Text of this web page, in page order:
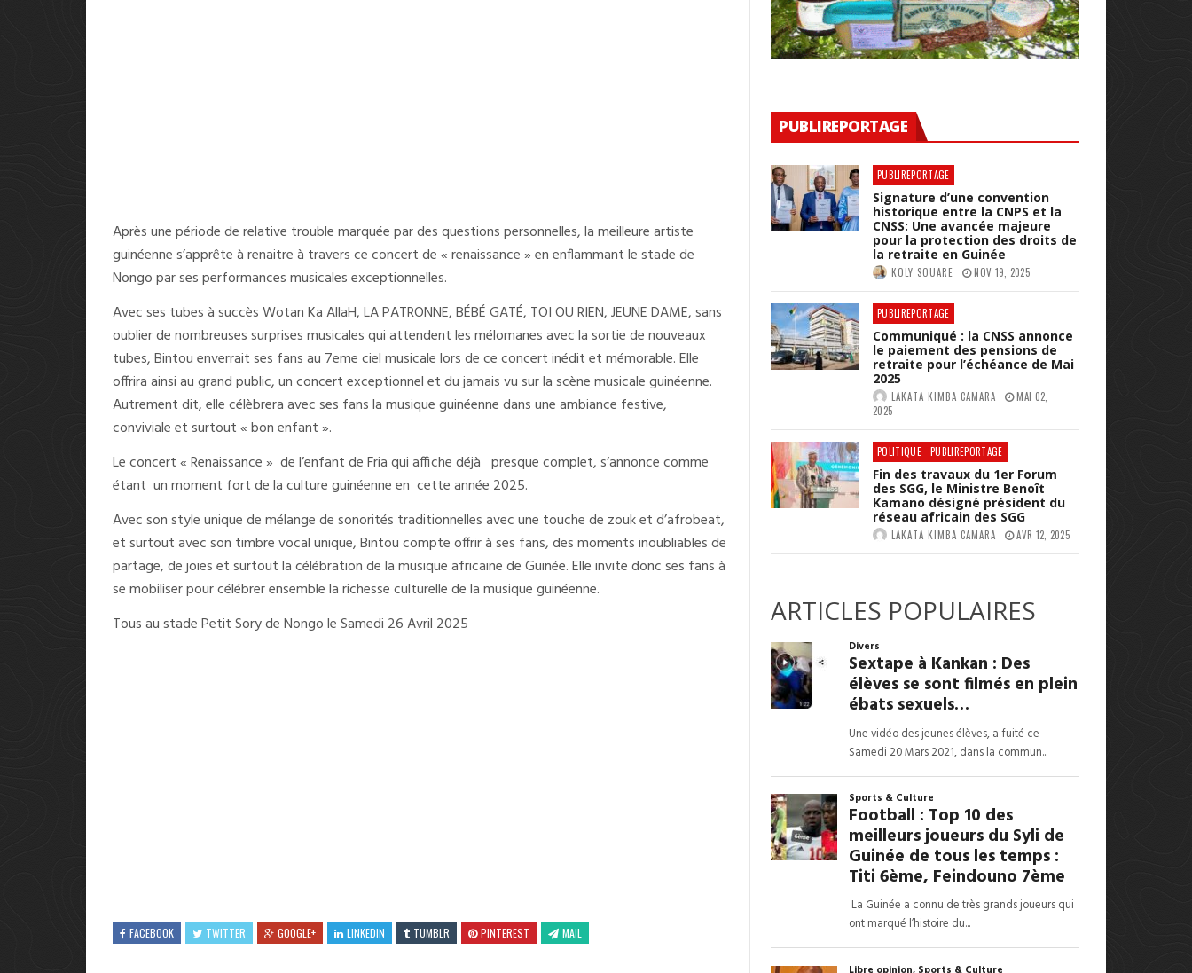
Après une période de relative trouble marquée par des questions personnelles, la meilleure artiste
guinéenne s’apprête à renaitre à travers ce concert de « renaissance » en enflammant le stade de
Nongo par ses performances musicales exceptionnelles.
Avec ses tubes à succès Wotan Ka AllaH, LA PATRONNE, BÉBÉ GATÉ, TOI OU RIEN, JEUNE DAME, sans
oublier de nombreuses surprises musicales qui attendent les mélomanes avec la sortie de nouveaux
tubes, Bintou enverrait ses fans au 7eme ciel musicale lors de ce concert inédit et mémorable. Elle
offrira ainsi au grand public, un concert exceptionnel et du jamais vu sur la scène musicale guinéenne.
Autrement dit, elle célèbrera avec ses fans la musique guinéenne dans une ambiance festive,
conviviale et surtout « bon enfant ».
Le concert « Renaissance » de l’enfant de Fria qui affiche déjà presque complet, s’annonce comme
étant un moment fort de la culture guinéenne en cette année 2025.
Avec son style unique de mélange de sonorités traditionnelles avec une touche de zouk et d’afrobeat,
et surtout avec son timbre vocal unique, Bintou compte offrir à ses fans, des moments inoubliables de
partage, de joies et surtout la célébration de la musique africaine de Guinée. Elle invite donc ses fans à
se mobiliser pour célébrer ensemble la richesse culturelle de la musique guinéenne.​
Tous au stade Petit Sory de Nongo le Samedi 26 Avril 2025
FACEBOOK TWITTER GOOGLE+ LINKEDIN TUMBLR PINTEREST MAIL
PUBLIREPORTAGE
PUBLIREPORTAGE
Signature d’une convention
historique entre la CNPS et la
CNSS: Une avancée majeure
pour la protection des droits de
la retraite en Guinée
KOLY SOUARE NOV 19, 2025
PUBLIREPORTAGE
Communiqué : la CNSS annonce
le paiement des pensions de
retraite pour l’échéance de Mai
2025
LAKATA KIMBA CAMARA
MAI 02,
2025
POLITIQUE PUBLIREPORTAGE
Fin des travaux du 1er Forum
des SGG, le Ministre Benoît
Kamano désigné président du
réseau africain des SGG
LAKATA KIMBA CAMARA AVR 12, 2025
ARTICLES POPULAIRES